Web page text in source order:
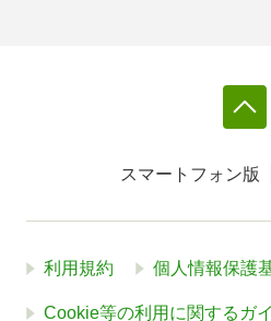
スマートフォン版
利用規約 個人情報保護
Cookie等の利用に関するガ